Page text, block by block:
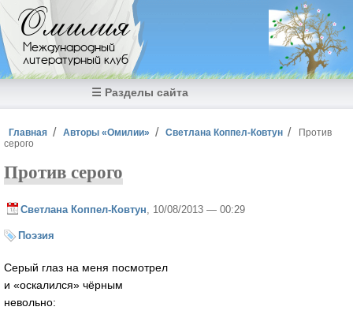
Перейти к основному содержанию
Омилия
Международный
литературный клуб
☰ Разделы сайта
Вы здесь
Главная Авторы «Омилии» Светлана Коппел-Ковтун
Против
серого
Против серого
Светлана Коппел-Ковтун , 10/08/2013 — 00:29
Поэзия
Серый глаз на меня посмотрел
и «оскалился» чёрным
невольно: